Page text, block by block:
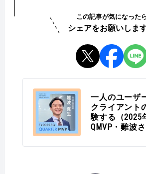
この記事が気になった
シェアをお願いしま
一人のユーザ
クライアント
験する（2025
QMVP・難波
く活躍のヒン